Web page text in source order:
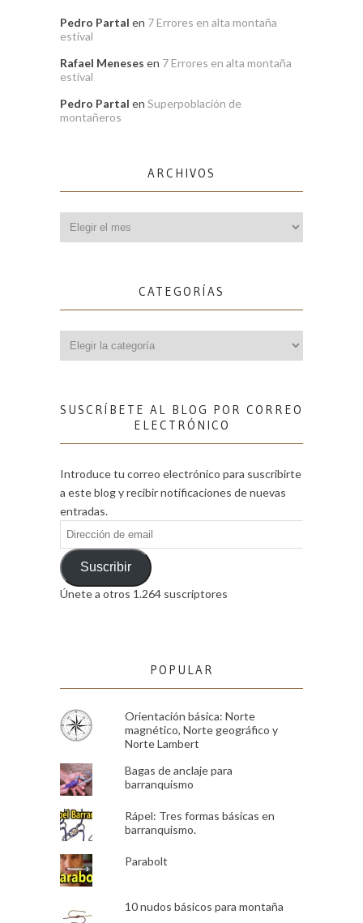
Pedro Partal en 7 Errores en alta montaña
estival
Rafael Meneses en 7 Errores en alta montaña
estival
Pedro Partal en Superpoblación de
montañeros
ARCHIVOS
CATEGORÍAS
SUSCRÍBETE AL BLOG POR CORREO
ELECTRÓNICO
Introduce tu correo electrónico para suscribirte
a este blog y recibir notificaciones de nuevas
entradas.
Dirección
de
emailSuscribir
Únete a otros 1.264 suscriptores
POPULAR
Orientación básica: Norte
magnético, Norte geográfico y
Norte Lambert
Bagas de anclaje para
barranquismo
Rápel: Tres formas básicas en
barranquismo.
Parabolt
10 nudos básicos para montaña